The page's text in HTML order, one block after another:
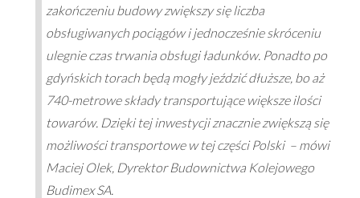
zakończeniu budowy zwiększy się liczba
obsługiwanych pociągów i jednocześnie skróceniu
ulegnie czas trwania obsługi ładunków. Ponadto po
gdyńskich torach będą mogły jeździć dłuższe, bo aż
740-metrowe składy transportujące większe ilości
towarów. Dzięki tej inwestycji znacznie zwiększą się
możliwości transportowe w tej części Polski – mówi
Maciej Olek, Dyrektor Budownictwa Kolejowego
Budimex SA.